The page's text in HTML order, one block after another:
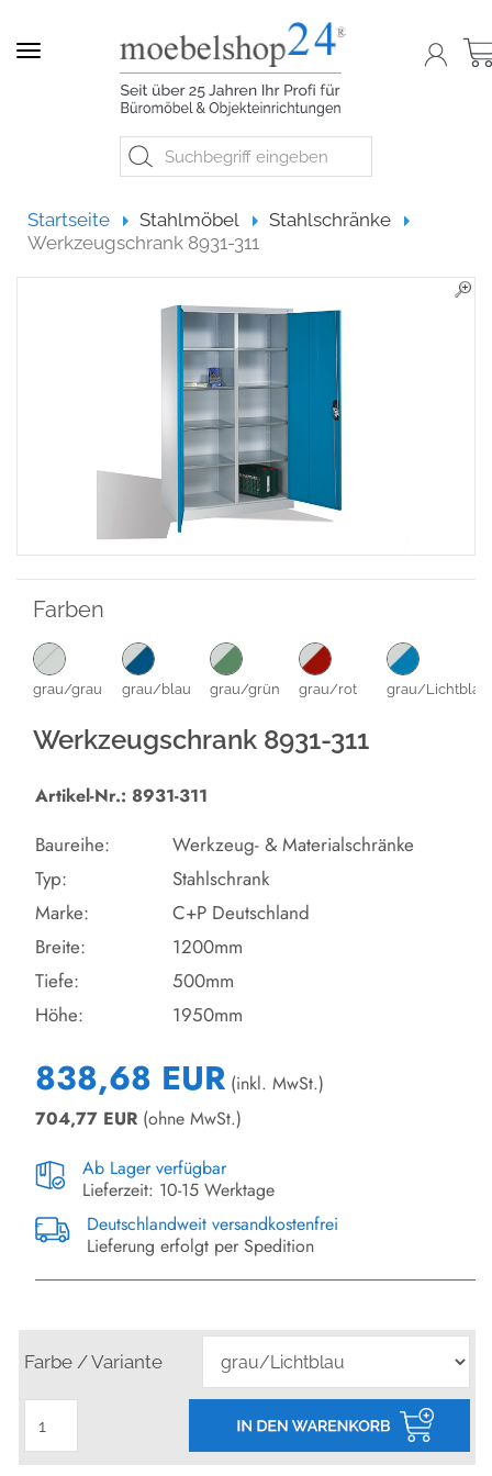
Navigation
StartseiteStartseite
Stahlmöbel
Stahlschränke
Werkzeugschrank 8931-311
Farben
grau/grau grau/blau grau/grün grau/rot grau/Lichtblau
Werkzeugschrank 8931-311
Artikel-Nr.: 8931-311
Baureihe:
Werkzeug- & Materialschränke
Typ:
Stahlschrank
Marke:
C+P Deutschland
Breite:
1200mm
Tiefe:
500mm
Höhe:
1950mm
838,68 EUR (inkl. MwSt.)
704,77 EUR (ohne MwSt.)
Ab Lager verfügbar
Lieferzeit: 10-15 Werktage
Deutschlandweit versandkostenfrei
Lieferung erfolgt per Spedition
Farbe / Variante